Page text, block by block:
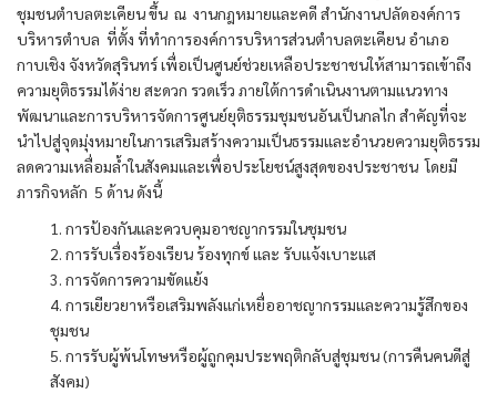
ชุมชนตำบลตะเคียน ขึ้น ณ งานกฎหมายและคดี สำนักงานปลัดองค์การ
บริหารตำบล ที่ตั้ง ที่ทำการองค์การบริหารส่วนตำบลตะเคียน อำเภอ
กาบเชิง จังหวัดสุรินทร์ เพื่อเป็นศูนย์ช่วยเหลือประชาชนให้สามารถเข้าถึง
ความยุติธรรมได้ง่าย สะดวก รวดเร็ว ภายใต้การดำเนินงานตามแนวทาง
พัฒนาและการบริหารจัดการศูนย์ยุติธรรมชุมชนอันเป็นกลไก สำคัญที่จะ
นำไปสู่จุดมุ่งหมายในการเสริมสร้างความเป็นธรรมและอำนวยความยุติธรรม
ลดความเหลื่อมล้ำในสังคมและเพื่อประโยชน์สูงสุดของประชาชน โดยมี
ภารกิจหลัก 5 ด้าน ดังนี้
1. การป้องกันและควบคุมอาชญากรรมในชุมชน
2. การรับเรื่องร้องเรียน ร้องทุกข์ และ รับแจ้งเบาะแส
3. การจัดการความขัดแย้ง
4. การเยียวยาหรือเสริมพลังแก่เหยื่ออาชญากรรมและความรู้สึกของ
ชุมชน
5. การรับผู้พ้นโทษหรือผู้ถูกคุมประพฤติกลับสู่ชุมชน (การคืนคนดีสู่
สังคม)